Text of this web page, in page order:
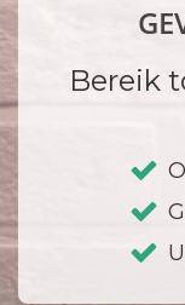
Bedrijf registreren
Bereik